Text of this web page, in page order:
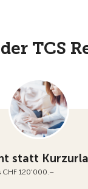
TCS
statt
CHF 120'000.–